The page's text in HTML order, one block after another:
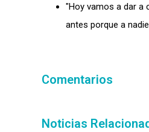
"Hoy vamos a dar a
antes porque a
Comentarios
Noticias